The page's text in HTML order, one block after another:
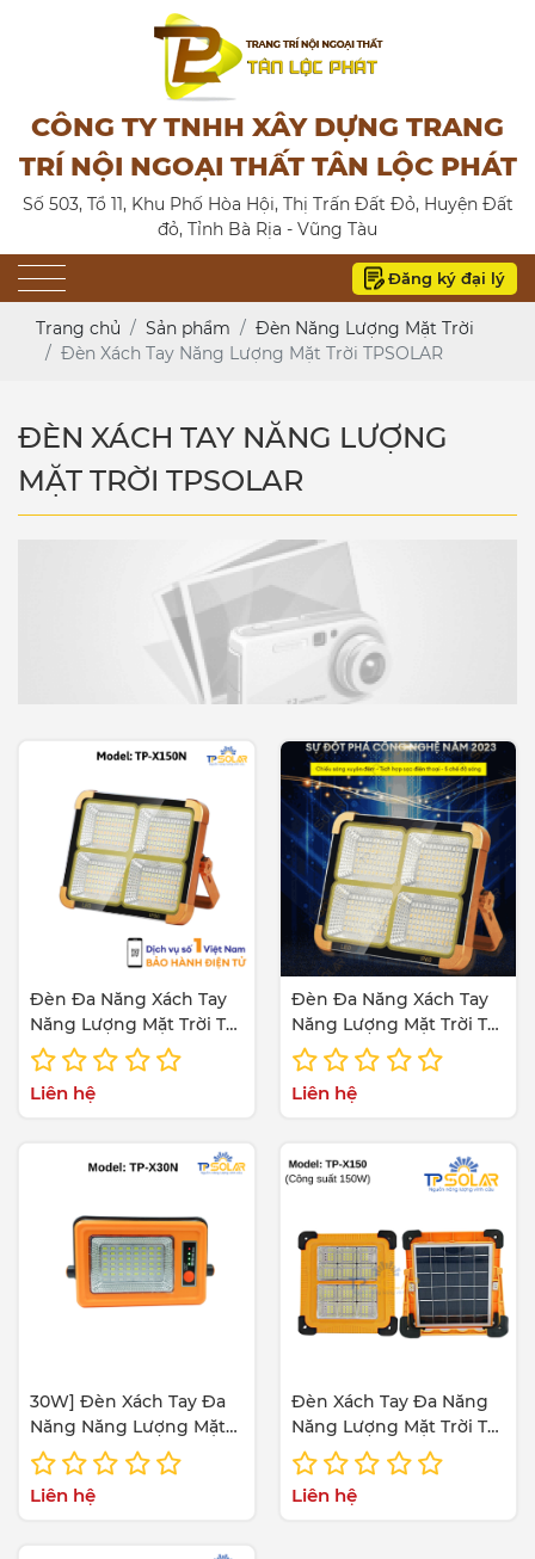
CÔNG TY TNHH XÂY DỰNG TRANG
TRÍ NỘI NGOẠI THẤT TÂN LỘC PHÁT
Số 503, Tổ 11, Khu Phố Hòa Hội, Thị Trấn Đất Đỏ, Huyện Đất
đỏ, Tỉnh Bà Rịa - Vũng Tàu
Đăng ký đại lý
Trang chủ Sản phẩm
Đèn Năng Lượng Mặt Trời
Đèn Xách Tay Năng Lượng Mặt Trời TPSOLAR
ĐÈN XÁCH TAY NĂNG LƯỢNG
MẶT TRỜI TPSOLAR
Đèn Đa Năng Xách Tay
Năng Lượng Mặt Trời TP
Solar TP-X150N Bản
Nâng cấp mới nhất 2023
Liên hệ
Đèn Đa Năng Xách Tay
Năng Lượng Mặt Trời TP
Solar TP-X100N Bản
Nâng cấp mới nhất 2023
Liên hệ
30W] Đèn Xách Tay Đa
Năng Năng Lượng Mặt
Trời TP Solar TP-X30N
Liên hệ
Đèn Xách Tay Đa Năng
Năng Lượng Mặt Trời TP
Solar TP-X150
Liên hệ